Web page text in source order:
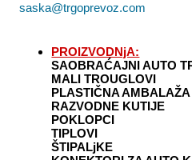
saska@trgoprevoz.com
PROIZVODNjA:
SAOBRAĆAJNI AUTO
MALI TROUGLOVI
PLASTIČNA AMBALAŽA
RAZVODNE KUTIJE
POKLOPCI
TIPLOVI
ŠTIPALjKE